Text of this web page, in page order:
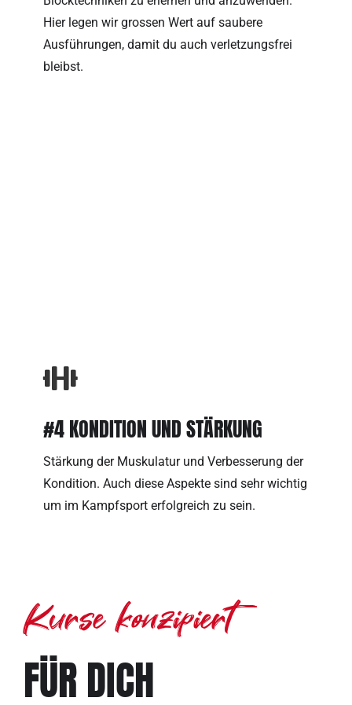
Hier legen wir grossen Wert auf saubere
Ausführungen, damit du auch verletzungsfrei
bleibst.
#4 KONDITION UND STÄRKUNG
Stärkung der Muskulatur und Verbesserung der
Kondition. Auch diese Aspekte sind sehr wichtig
um im Kampfsport erfolgreich zu sein.
Kurse konzipiert
FÜR DICH